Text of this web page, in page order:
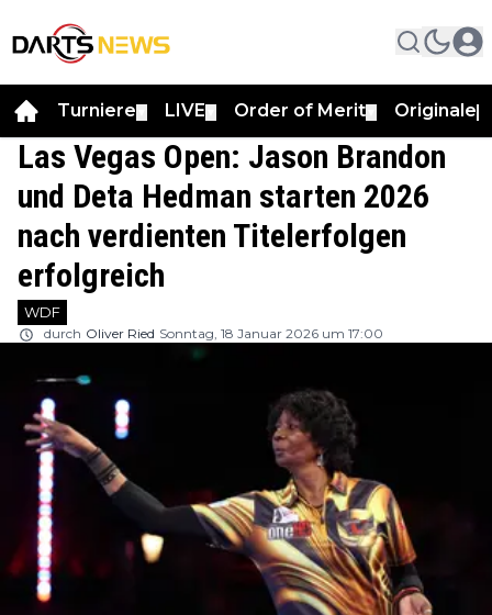
Turniere LIVE Order of Merit Originale
Las Vegas Open: Jason Brandon
und Deta Hedman starten 2026
nach verdienten Titelerfolgen
erfolgreich
WDF
durch Oliver Ried Sonntag, 18 Januar 2026 um 17:00